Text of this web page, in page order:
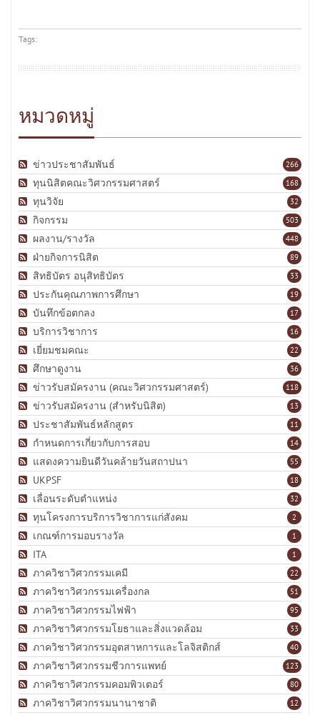
Tags:
หมวดหมู่
266
ข่าวประชาสัมพันธ์
168
ทุนนิสิตคณะวิศวกรรมศาสตร์
32
ทุนวิจัย
503
กิจกรรม
448
ผลงาน/รางวัล
89
ฝ่ายกิจการนิสิต
33
สิทธิบัตร อนุสิทธิบัตร
19
ประกันคุณภาพการศึกษา
17
บันทึกข้อตกลง
16
บริการวิชาการ
22
เยี่ยมชมคณะ
36
ศึกษาดูงาน
118
ข่าวรับสมัครงาน (คณะวิศวกรรมศาสตร์)
13
ข่าวรับสมัครงาน (สำหรับนิสิต)
11
ประชาสัมพันธ์หลักสูตร
14
กำหนดการเกี่ยวกับการสอบ
55
แสดงความยินดีวันคล้ายวันสถาปนา
18
UKPSF
32
เลื่อนระดับตำแหน่ง
2
ทุนโครงการบริการวิชาการแก่สังคม
1
เกณฑ์การมอบรางวัล
1
ITA
22
ภาควิชาวิศวกรรมเคมี
51
ภาควิชาวิศวกรรมเครื่องกล
95
ภาควิชาวิศวกรรมไฟฟ้า
33
ภาควิชาวิศวกรรมโยธาและสิ่งแวดล้อม
40
ภาควิชาวิศวกรรมอุตสาหการและโลจิสติกส์
123
ภาควิชาวิศวกรรมชีวการแพทย์
80
ภาควิชาวิศวกรรมคอมพิวเตอร์
12
ภาควิชาวิศวกรรมนานาชาติ